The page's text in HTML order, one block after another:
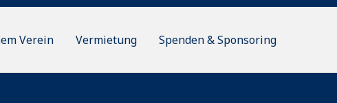
Verein Vermietung Spenden & Sponsoring